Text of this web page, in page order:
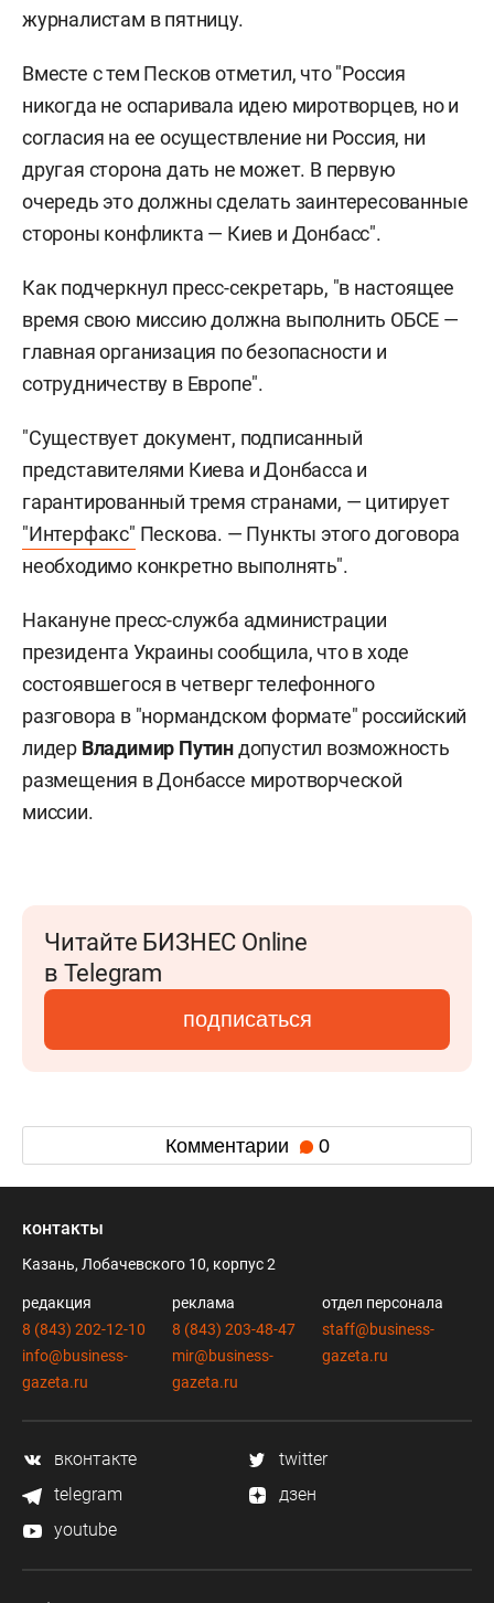
журналистам в пятницу.
Вместе с тем Песков отметил, что "Россия
никогда не оспаривала идею миротворцев, но и
согласия на ее осуществление ни Россия, ни
другая сторона дать не может. В первую
очередь это должны сделать заинтересованные
стороны конфликта — Киев и Донбасс".
Как подчеркнул пресс-секретарь, "в настоящее
время свою миссию должна выполнить ОБСЕ —
главная организация по безопасности и
сотрудничеству в Европе".
"Существует документ, подписанный
представителями Киева и Донбасса и
гарантированный тремя странами, — цитирует
"Интерфакс" Пескова. — Пункты этого договора
необходимо конкретно выполнять".
Накануне пресс-служба администрации
президента Украины сообщила, что в ходе
состоявшегося в четверг телефонного
разговора в "нормандском формате" российский
лидер Владимир Путиндопустил возможность
размещения в Донбассе миротворческой
миссии.
Читайте БИЗНЕС Online
в Telegram
подписаться
Комментарии 0
контакты
Казань, Лобачевского 10, корпус 2
редакция
8 (843) 202-12-10
info@business-
gazeta.ru
реклама
8 (843) 203-48-47
mir@business-
gazeta.ru
отдел персонала
staff@business-
gazeta.ru
вконтакте
twitter
telegram
дзен
youtube